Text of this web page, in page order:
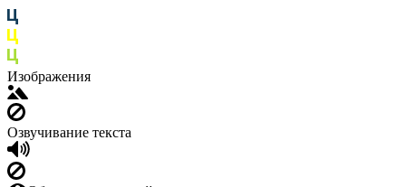
Изображения
Озвучивание текста